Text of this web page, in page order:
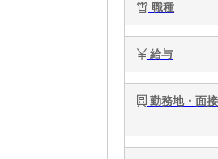
職種
給与
勤務地・面